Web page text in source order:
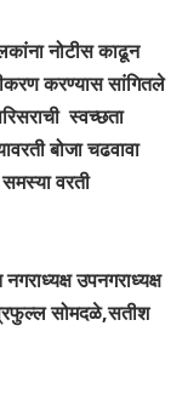
नोटीस काढून
करण्यास सांगितले
स्वच्छता
बोजा चढवावा
वरती
उपनगराध्यक्ष
सोमदळे,सतीश